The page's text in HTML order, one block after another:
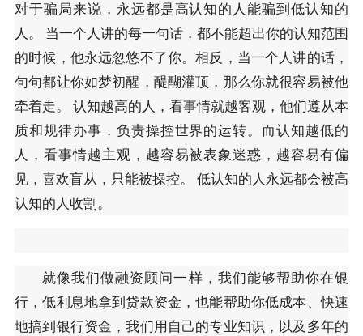
对于骗局来说，永远都是高认知的人能骗到低认知的
人。 当一个人讲的每一句话，都不能超出你的认知范围
的时候，他永远忽悠不了你。相反，当一个人讲的话，
句句都让你如梦初醒，醍醐灌顶，那么你就很容易被他
牵着走。 认知越高的人，看事情就越客观，他们遵从本
质和规律办事，负责操控世界的运转。而认知越低的
人，看事情越主观，越容易被表象迷惑，越容易有偏
见，喜欢盲从，只能被操控。 低认知的人永远都会被高
认知的人收割。
就像我们做融资顾问一样，我们能够帮助你在银
行，低利息地拿到贷款资金，也能帮助你低成本、快速
地搞到银行资金，我们用自己的专业知识，以及多年的